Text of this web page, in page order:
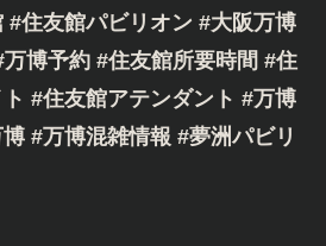
#住友館パビリオン #大阪万博
博予約 #住友館所要時間 #住
#住友館アテンダント #万博
#万博混雑情報 #夢洲パビリ